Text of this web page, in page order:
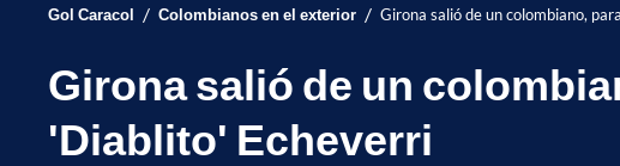
Gol Caracol / Colombianos en el exterior / Girona salió de un colombiano,
Girona salió de un
'Diablito' Echeverri